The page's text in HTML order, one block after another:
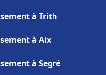
à Trith
à Aix
à Segré